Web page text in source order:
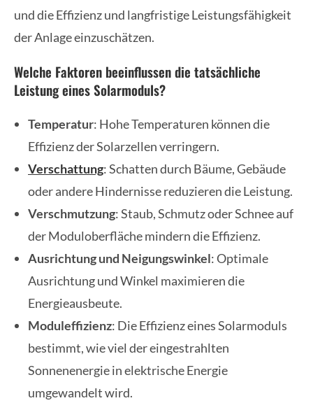
und die Effizienz und langfristige Leistungsfähigkeit
der Anlage einzuschätzen.
Welche Faktoren beeinflussen die tatsächliche
Leistung eines Solarmoduls?
Temperatur: Hohe Temperaturen können die
Effizienz der Solarzellen verringern.
Verschattung: Schatten durch Bäume, Gebäude
oder andere Hindernisse reduzieren die Leistung.
Verschmutzung: Staub, Schmutz oder Schnee auf
der Moduloberfläche mindern die Effizienz.
Ausrichtung und Neigungswinkel: Optimale
Ausrichtung und Winkel maximieren die
Energieausbeute.
Moduleffizienz: Die Effizienz eines Solarmoduls
bestimmt, wie viel der eingestrahlten
Sonnenenergie in elektrische Energie
umgewandelt wird.